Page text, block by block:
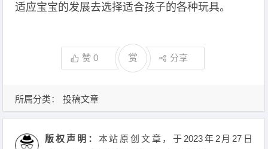
适应宝宝的发展去选择适合孩子的各种玩具。
赞0 赏 分享
所属分类： 投稿文章
版权声明： 本站原创文章，于2023年2月27日